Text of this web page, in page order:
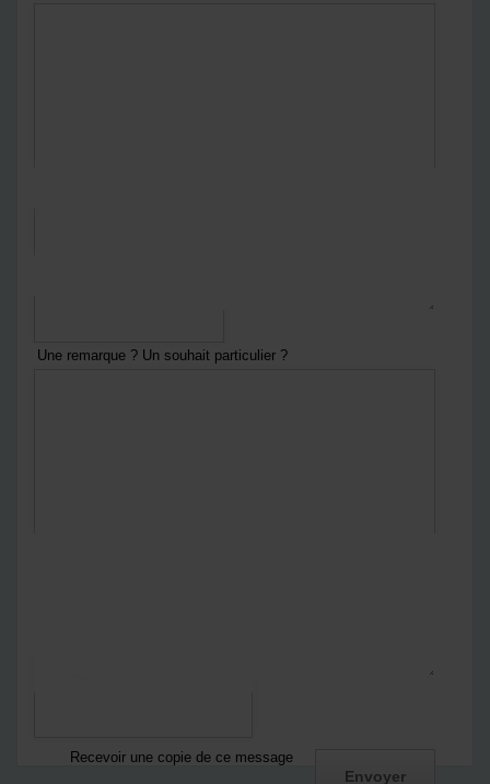
Une remarque ? Un souhait particulier ?
Recevoir une copie de ce message